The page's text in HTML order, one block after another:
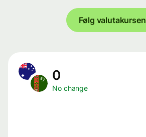
Følg valutakursen
0
No change